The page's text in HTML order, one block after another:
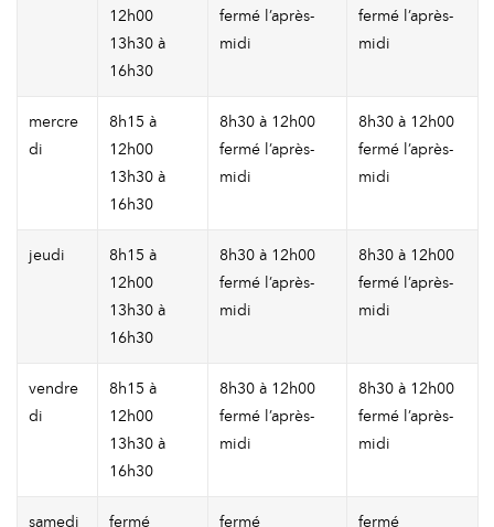
12h00
13h30 à
16h30
fermé l’après-
midi
fermé l’après-
midi
mercre
di
8h15 à
12h00
13h30 à
16h30
8h30 à 12h00
fermé l’après-
midi
8h30 à 12h00
fermé l’après-
midi
jeudi
8h15 à
12h00
13h30 à
16h30
8h30 à 12h00
fermé l’après-
midi
8h30 à 12h00
fermé l’après-
midi
vendre
di
8h15 à
12h00
13h30 à
16h30
8h30 à 12h00
fermé l’après-
midi
8h30 à 12h00
fermé l’après-
midi
samedi fermé fermé fermé